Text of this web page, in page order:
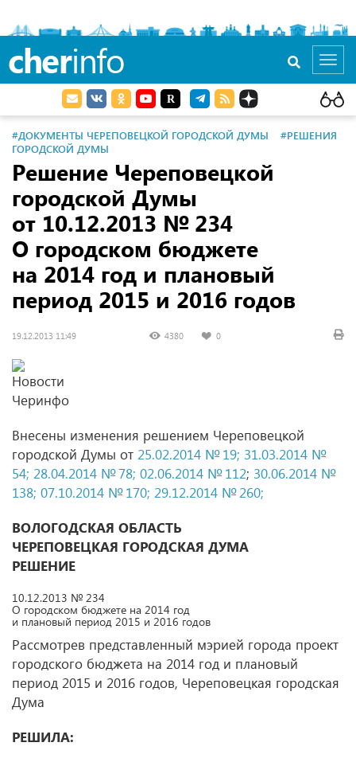
cherinfo
#ДОКУМЕНТЫ ЧЕРЕПОВЕЦКОЙ ГОРОДСКОЙ ДУМЫ
#РЕШЕНИЯ
ГОРОДСКОЙ ДУМЫ
Решение Череповецкой
городской Думы
от 10.12.2013 № 234
О городском бюджете
на 2014 год и плановый
период 2015 и 2016 годов
19.12.2013 11:49 4380 0
Внесены изменения решением Череповецкой
городской Думы от 25.02.2014 № 19; 31.03.2014 №
54; 28.04.2014 № 78; 02.06.2014 № 112; 30.06.2014 №
138; 07.10.2014 № 170; 29.12.2014 № 260;
ВОЛОГОДСКАЯ ОБЛАСТЬ
ЧЕРЕПОВЕЦКАЯ ГОРОДСКАЯ ДУМА
РЕШЕНИЕ
10.12.2013 № 234
О городском бюджете на 2014 год
и плановый период 2015 и 2016 годов
Рассмотрев представленный мэрией города проект
городского бюджета на 2014 год и плановый
период 2015 и 2016 годов, Череповецкая городская
Дума
РЕШИЛА: